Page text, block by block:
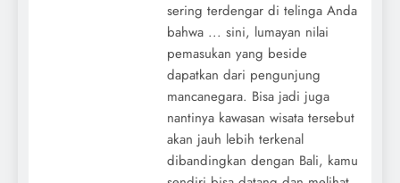
sering terdengar di telinga Anda
bahwa ... sini, lumayan nilai
pemasukan yang beside
dapatkan dari pengunjung
mancanegara. Bisa jadi juga
nantinya kawasan wisata tersebut
akan jauh lebih terkenal
dibandingkan dengan Bali, kamu